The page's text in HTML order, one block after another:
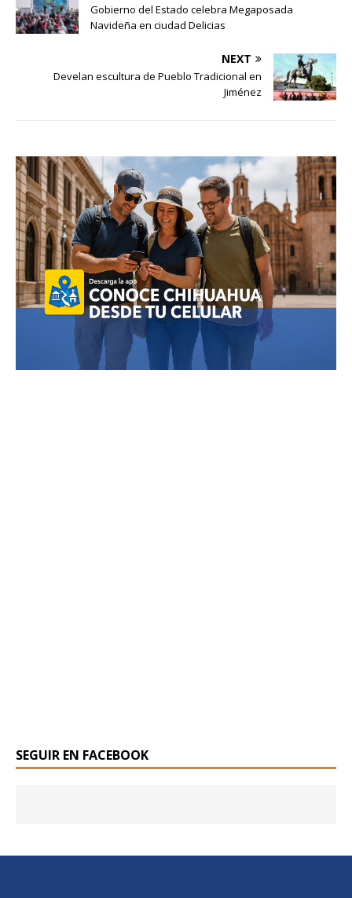
Gobierno del Estado celebra Megaposada
Navideña en ciudad Delicias
NEXT
Develan escultura de Pueblo Tradicional en
Jiménez
SEGUIR EN FACEBOOK